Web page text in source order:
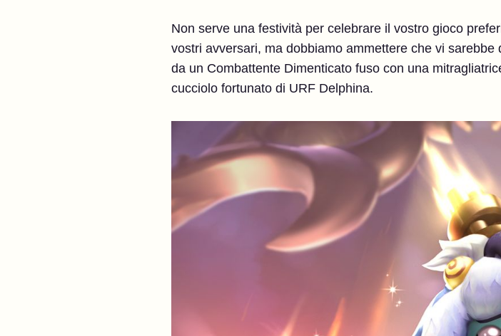
Non serve una festività per celebrare il vostro gioco
vostri avversari, ma dobbiamo ammettere che vi
da un Combattente Dimenticato fuso con una
cucciolo fortunato di URF Delphina.